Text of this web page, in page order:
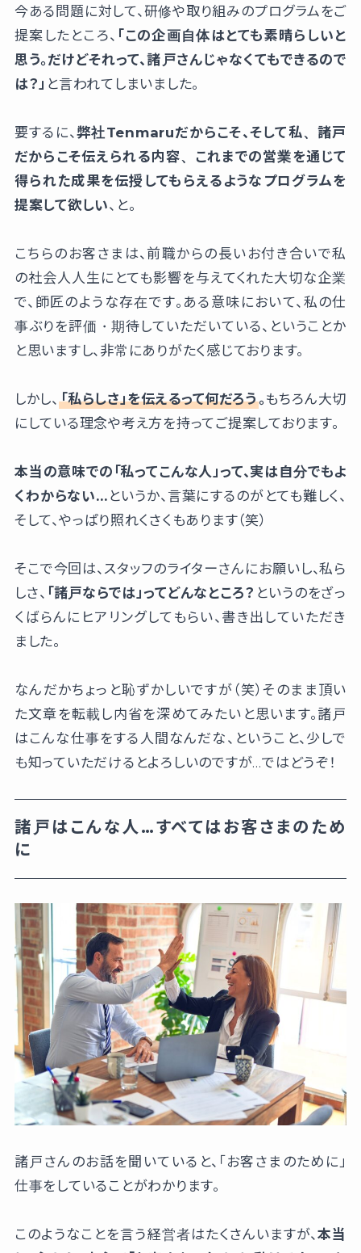
今ある問題に対して、研修や取り組みのプログラムをご
提案したところ、 「この企画自体はとても素晴らしいと
思う。だけどそれって、諸戸さんじゃなくてもできるので
は？」 と言われてしまいました。
要するに、弊社Tenmaruだからこそ、そして私、諸戸
だからこそ伝えられる内容、これまでの営業を通じて
得られた成果を伝授してもらえるようなプログラムを
提案して欲しい、と。
こちらのお客さまは、前職からの長いお付き合いで私
の社会人人生にとても影響を与えてくれた大切な企業
で、師匠のような存在です。ある意味において、私の仕
事ぶりを評価・期待していただいている、ということか
と思いますし、非常にありがたく感じております。
しかし、「私らしさ」を伝えるって何だろう。もちろん大切
にしている理念や考え方を持ってご提案しております。
本当の意味での「私ってこんな人」って、実は自分でもよ
くわからない… というか、言葉にするのがとても難しく、
そして、やっぱり照れくさくもあります（笑）
そこで今回は、スタッフのライターさんにお願いし、私ら
しさ、 「諸戸ならでは」ってどんなところ？ というのをざっ
くばらんにヒアリングしてもらい、書き出していただき
ました。
なんだかちょっと恥ずかしいですが（笑）そのまま頂い
た文章を転載し内省を深めてみたいと思います。諸戸
はこんな仕事をする人間なんだな、ということ、少しで
も知っていただけるとよろしいのですが…ではどうぞ！
諸戸はこんな人…すべてはお客さまのため
に
諸戸さんのお話を聞いていると、「お客さまのために」
仕事をしていることがわかります。
このようなことを言う経営者はたくさんいますが、本当